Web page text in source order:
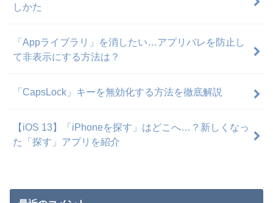
しかた
「Appライブラリ」を消したい…アプリバレを防止し
て非表示にする方法は？
「CapsLock」キーを無効化する方法を徹底解説
【iOS 13】「iPhoneを探す」はどこへ…？新しくなっ
た「探す」アプリを紹介